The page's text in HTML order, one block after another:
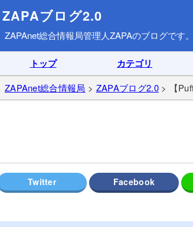
ZAPAブログ2.0
ZAPAnet総合情報局管理人ZAPAのブログです。
トップ カテゴリ
ZAPAnet総合情報局 > ZAPAブログ2.0> 【